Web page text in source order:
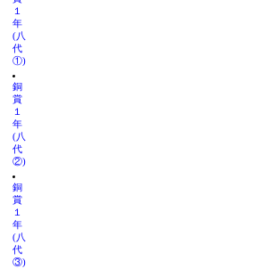
１
年
(八
代
①)
銅
賞
１
年
(八
代
②)
銅
賞
１
年
(八
代
③)